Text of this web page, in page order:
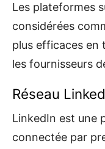
Les plateformes
considérées
plus efficaces en
les fournisseurs
Réseau
LinkedIn est une
connectée par